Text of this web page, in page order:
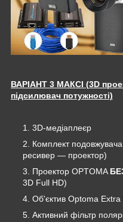
ВАРІАНТ 3 МАКСІ (3D
підсилювач потужності)
3D-медіаплеєр
Комплект
ресивер ― проектор)
Проектор OPTOMA
3D Full HD)
Об'єктив Optoma
Активний фільтр